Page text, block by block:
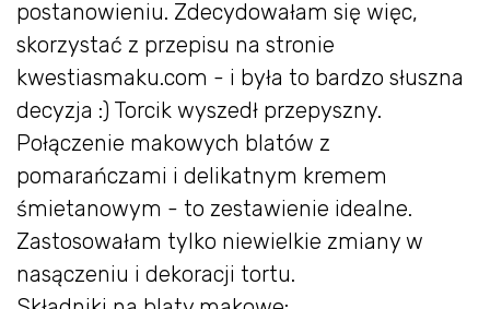
postanowieniu. Zdecydowałam się więc,
skorzystać z przepisu na stronie
kwestiasmaku.com - i była to bardzo słuszna
decyzja :) Torcik wyszedł przepyszny.
Połączenie makowych blatów z
pomarańczami i delikatnym kremem
śmietanowym - to zestawienie idealne.
Zastosowałam tylko niewielkie zmiany w
nasączeniu i dekoracji tortu.